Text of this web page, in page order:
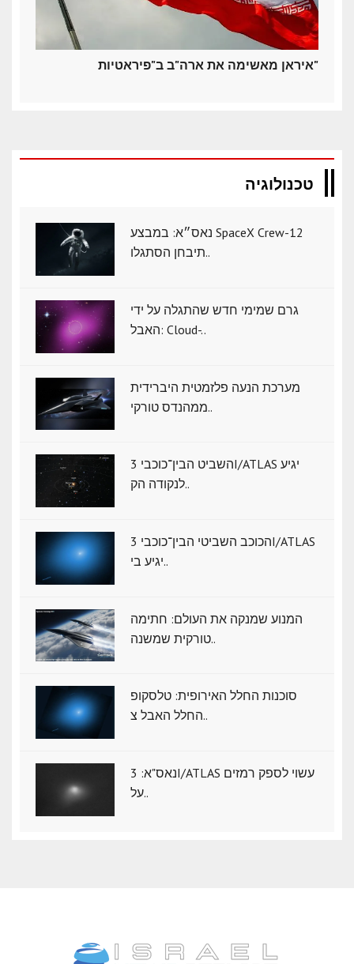
איראן מאשימה את ארה"ב ב"פיראטיות"
טכנולוגיה
נאס״א: במבצע SpaceX Crew-12
תיבחן הסתגלו..
גרם שמימי חדש שהתגלה על ידי
האבל: Cloud-..
מערכת הנעה פלזמטית היברידית
ממהנדס טורקי..
השביט הבין־כוכבי 3I/ATLAS יגיע
לנקודה הק..
הכוכב השביטי הבין־כוכבי 3I/ATLAS
יגיע בי..
המנוע שמנקה את העולם: חתימה
טורקית שמשנה..
סוכנות החלל האירופית: טלסקופ
החלל האבל צ..
נאס"א: ‏3I/ATLAS עשוי לספק רמזים
על..